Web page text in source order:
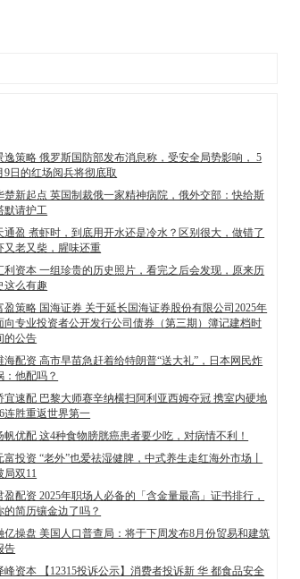
逸策略 俄罗斯国防部发布消息称，受安全局势影响， 5
9日的红场阅兵将彻底取
楚新起点 英国制裁俄一家精神病院，俄外交部：快给斯
默请护工
通盈 煮虾时，到底用开水还是冷水？区别很大，做错了
又老又柴，腥味还重
利资本 一组珍贵的历史照片，看完之后会发现，原来历
这么有趣
盈策略 国海证券 关于延长国海证券股份有限公司2025年
向专业投资者公开发行公司债券（第三期）簿记建档时
的公告
海配资 高市早苗急赶着给特朗普“送大礼”，日本网民炸
：他配吗？
宜速配 巴黎大师赛辛纳横扫阿利亚西姆夺冠 携室内硬地
连胜重返世界第一
帆优配 这4种食物膀胱癌患者要少吃，对病情不利！
富投资 “老外”也爱祛湿健脾，中式养生走红海外市场丨
局双11
盈配资 2025年职场人必备的「含金量最高」证书排行，
的简历镶金边了吗？
亿操盘 美国人口普查局：将于下周发布8月份贸易和建筑
告
峰资本 【12315投诉公示】消费者投诉新 华 都食品安全